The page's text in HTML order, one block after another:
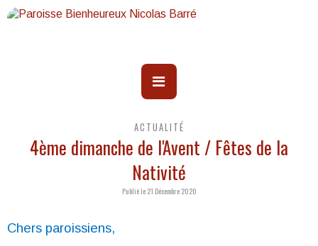
ACTUALITÉ
4ème dimanche de l'Avent / Fêtes de la
Nativité
Publié le 21 Décembre 2020
Chers paroissiens,